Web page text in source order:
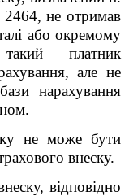
не отримав
або окремому
платник
але не
нарахування
не може бути
внеску.
відповідно